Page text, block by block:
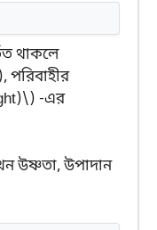
থাকলে
-এর
উষ্ণতা, উপাদান